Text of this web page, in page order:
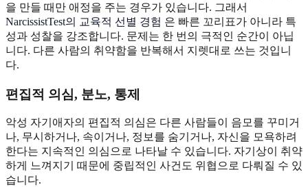
을 만들 때만 애정을 주는 경우가 있습니다. 그래서
NarcissistTest의 교육적 선별 경험 은 빠른 꼬리표가 아니라 특
성과 성찰을 강조합니다. 문제는 한 번의 극적인 순간이 아닙
니다. 다른 사람의 취약함을 반복해서 지렛대로 쓰는 것입니
다.
편집적 의심, 분노, 통제
악성 자기애자의 편집적 의심은 다른 사람들이 음모를 꾸미거
나, 무시하거나, 속이거나, 정보를 숨기거나, 자신을 모욕하려
한다는 지속적인 의심으로 나타날 수 있습니다. 자기상이 취약
하게 느껴지기 때문에 중립적인 사건도 위협으로 다뤄질 수 있
습니다.